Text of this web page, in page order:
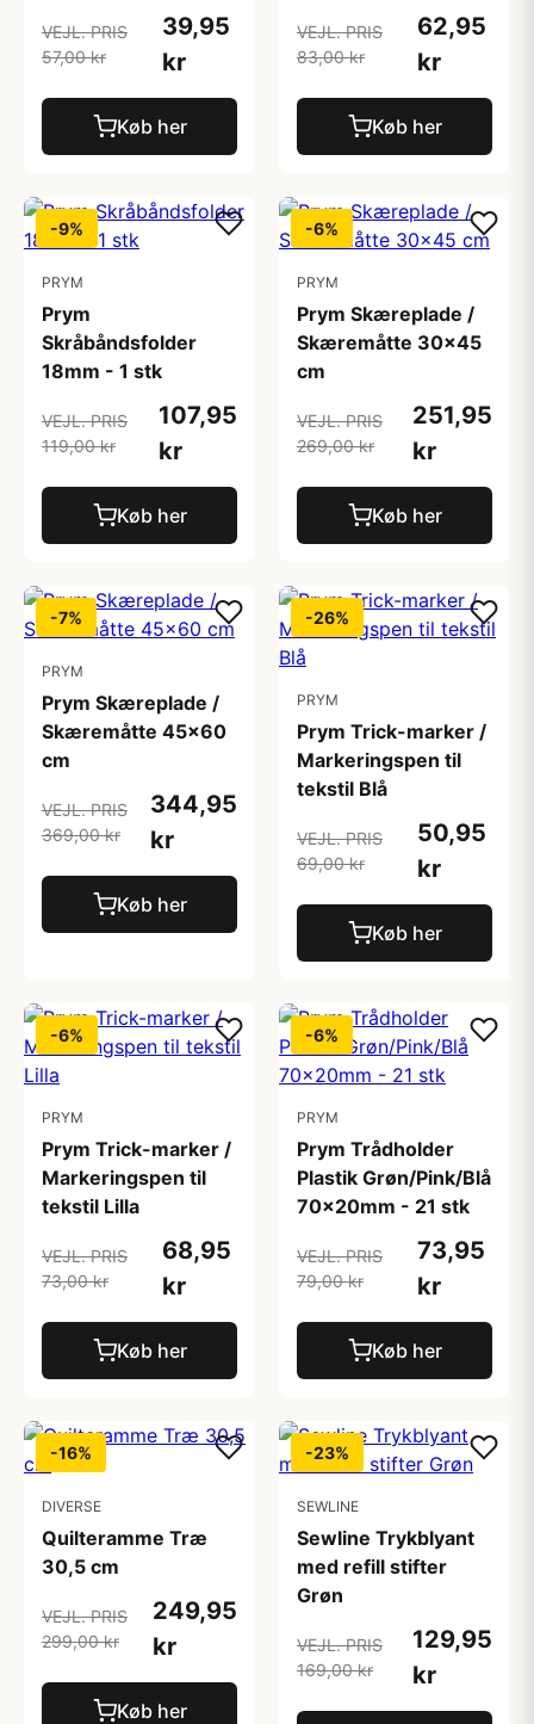
VEJL. PRIS
57,00 kr
39,95
kr
Køb her
VEJL. PRIS
83,00 kr
62,95
kr
Køb her
-9%
PRYM
Prym
Skråbåndsfolder
18mm - 1 stk
VEJL. PRIS
119,00 kr
107,95
kr
Køb her
-6%
PRYM
Prym Skæreplade /
Skæremåtte 30x45
cm
VEJL. PRIS
269,00 kr
251,95
kr
Køb her
-7%
PRYM
Prym Skæreplade /
Skæremåtte 45x60
cm
VEJL. PRIS
369,00 kr
344,95
kr
Køb her
-26%
PRYM
Prym Trick-marker /
Markeringspen til
tekstil Blå
VEJL. PRIS
69,00 kr
50,95
kr
Køb her
-6%
PRYM
Prym Trick-marker /
Markeringspen til
tekstil Lilla
VEJL. PRIS
73,00 kr
68,95
kr
Køb her
-6%
PRYM
Prym Trådholder
Plastik Grøn/Pink/Blå
70x20mm - 21 stk
VEJL. PRIS
79,00 kr
73,95
kr
Køb her
-16%
DIVERSE
Quilteramme Træ
30,5 cm
VEJL. PRIS
299,00 kr
249,95
kr
Køb her
-23%
SEWLINE
Sewline Trykblyant
med refill stifter
Grøn
VEJL. PRIS
169,00 kr
129,95
kr